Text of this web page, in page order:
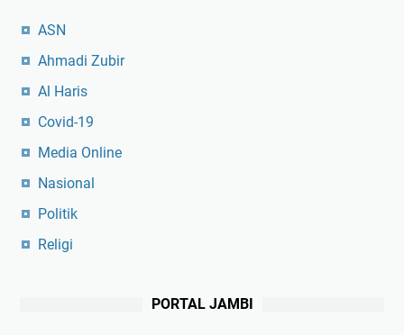
ASN
Ahmadi Zubir
Al Haris
Covid-19
Media Online
Nasional
Politik
Religi
PORTAL JAMBI